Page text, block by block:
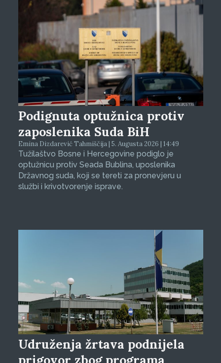
Podignuta optužnica protiv
zaposlenika Suda BiH
Emina Dizdarević Tahmiščija | 5. Augusta 2026 | 14:49
Tužilaštvo Bosne i Hercegovine podiglo je
optužnicu protiv Seada Bublina, uposlenika
Državnog suda, koji se tereti za pronevjeru u
službi i krivotvorenje isprave.
Udruženja žrtava podnijela